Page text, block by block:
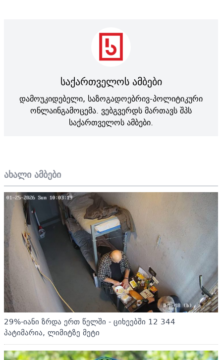
ახალი ამბები
29%-იანი ზრდა ერთ წელში - ციხეებში 12 344
პატიმარია, ლიმიტზე მეტი
საქართველოს ამბები
დამოუკიდებელი, საზოგადოებრივ-პოლიტიკური
ონლაინგამოცემა. ვებგვერდს მართავს შპს
საქართველოს ამბები.